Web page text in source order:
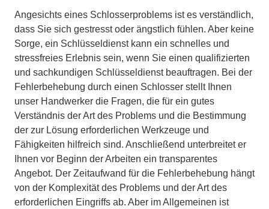
Angesichts eines Schlosserproblems ist es verständlich,
dass Sie sich gestresst oder ängstlich fühlen. Aber keine
Sorge, ein Schlüsseldienst kann ein schnelles und
stressfreies Erlebnis sein, wenn Sie einen qualifizierten
und sachkundigen Schlüsseldienst beauftragen. Bei der
Fehlerbehebung durch einen Schlosser stellt Ihnen
unser Handwerker die Fragen, die für ein gutes
Verständnis der Art des Problems und die Bestimmung
der zur Lösung erforderlichen Werkzeuge und
Fähigkeiten hilfreich sind. Anschließend unterbreitet er
Ihnen vor Beginn der Arbeiten ein transparentes
Angebot. Der Zeitaufwand für die Fehlerbehebung hängt
von der Komplexität des Problems und der Art des
erforderlichen Eingriffs ab. Aber im Allgemeinen ist